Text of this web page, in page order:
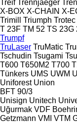
Treif Trennjaeger
X-BOX X-CHAIN X-
Trimill
Triumph Trotec
T 23F TM 52 TS 23G
Trumpf
TruLaser TruMatic
Tschudin Tsugami
T600 T650M2 T700
Tünkers UMS UWM
Uniforest Union
BFT 90/3
Unisign Unitech
Uğurmak VDF
Getzmann VMI VTM